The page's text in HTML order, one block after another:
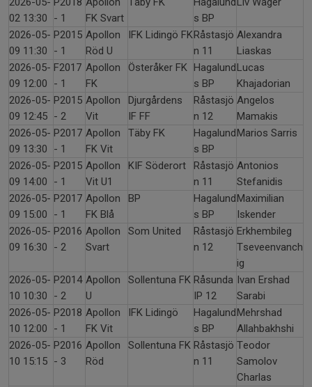
02 13:30
- 1
FK Svart
s BP
2026-05-
09 11:30
P2015
- 1
Apollon
Röd U
IFK Lidingö FKRåstasjö
n 11
Alexandra
Liaskas
2026-05-
09 12:00
F2017
- 1
Apollon
FK
Österåker FK Hagalund
s BP
Lucas
Khajadorian
2026-05-
09 12:45
P2015
- 2
Apollon
Vit
Djurgårdens
IF FF
Råstasjö
n 12
Angelos
Mamakis
2026-05-
09 13:30
P2017
- 1
Apollon
FK Vit
Täby FK
Hagalund
s BP
Marios Sarris
2026-05-
09 14:00
P2015
- 1
Apollon
Vit U1
KIF Söderort
Råstasjö
n 11
Antonios
Stefanidis
2026-05-
09 15:00
P2017
- 1
Apollon
FK Blå
BP
Hagalund
s BP
Maximilian
Iskender
2026-05-
09 16:30
P2016
- 2
Apollon
Svart
Som United
Råstasjö
n 12
Erkhembileg
Tseveenvanch
ig
2026-05-
10 10:30
P2014
- 2
Apollon
U
Sollentuna FK Råsunda
IP 12
Ivan Ershad
Sarabi
2026-05-
10 12:00
P2018
- 1
Apollon
FK Vit
IFK Lidingö
Hagalund
s BP
Mehrshad
Allahbakhshi
2026-05-
10 15:15
P2016
- 3
Apollon
Röd
Sollentuna FK Råstasjö
n 11
Teodor
Samolov
Charlas